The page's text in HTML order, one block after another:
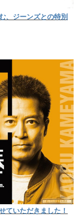
、ジーンズとの特別
ていただきました！